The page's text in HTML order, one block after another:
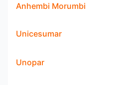
Anhembi Morumbi
Unicesumar
Unopar